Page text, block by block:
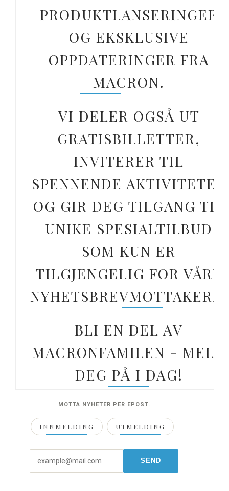
PRODUKTLANSERINGER
OG EKSKLUSIVE
OPPDATERINGER FRA
MACRON.
VI DELER OGSÅ UT
GRATISBILLETTER,
INVITERER TIL
SPENNENDE AKTIVITETER
OG GIR DEG TILGANG TIL
UNIKE SPESIALTILBUD
SOM KUN ER
TILGJENGELIG FOR VÅRE
NYHETSBREVMOTTAKERE.
BLI EN DEL AV
MACRONFAMILEN - MELD
DEG PÅ I DAG!
MOTTA NYHETER PER EPOST.
INNMELDING UTMELDING